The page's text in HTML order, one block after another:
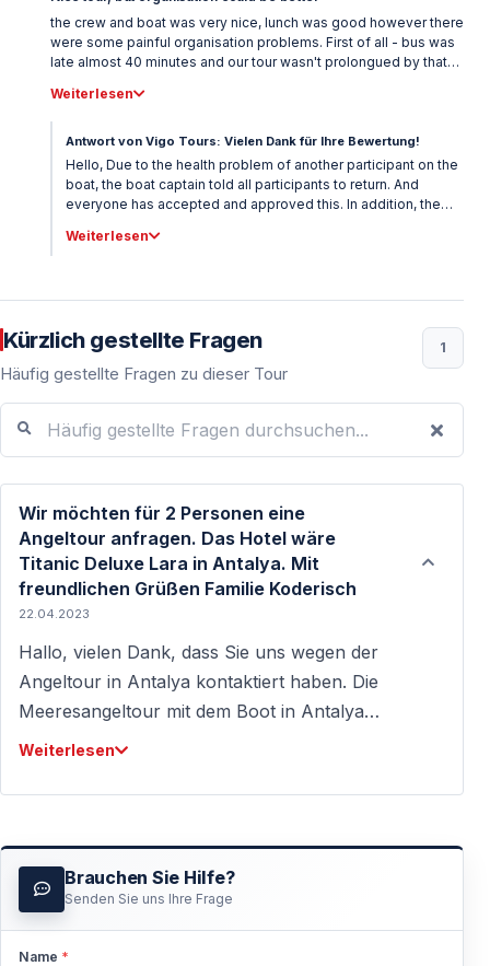
the crew and boat was very nice, lunch was good however there
were some painful organisation problems. First of all - bus was
late almost 40 minutes and our tour wasn't prolongued by that
second problem was that other group which was coming with
same bus for diving, was longer out there so after getting back
to port we had to wait almost 1 hour for them to come back so
we were able to get back to the city so in summary the trip was
nice and fun, but we've lost almost 2 hours on waiting
Weiterlesen
Antwort von Vigo Tours: Vielen Dank für Ihre Bewertung!
Hello, Due to the health problem of another participant on the
boat, the boat captain told all participants to return. And
everyone has accepted and approved this. In addition, the
be waiting due to an early return 1 hour. We apologize for the
Weiterlesen
Kürzlich gestellte Fragen
Häufig gestellte Fragen zu dieser Tour
1
Wir möchten für 2 Personen eine
Angeltour anfragen. Das Hotel wäre
Titanic Deluxe Lara in Antalya. Mit
freundlichen Grüßen Familie Koderisch
22.04.2023
Hallo, vielen Dank, dass Sie uns wegen der
Angeltour in Antalya kontaktiert haben. Die
Meeresangeltour mit dem Boot in Antalya
findet ab Mai dienstags, donnerstags und
Titanic Lara Hotel ist möglich und im Preis
Weiterlesen
Brauchen Sie Hilfe?
Senden Sie uns Ihre Frage
Name *